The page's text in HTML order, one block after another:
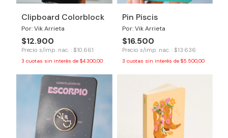
Clipboard Colorblock
Por: Vik Arrieta
$12.900
Precio s/imp. nac. : $10.661
3 cuotas sin interés de $4.300,00
Pin Piscis
Por: Vik Arrieta
$16.500
Precio s/imp. nac. : $13.636
3 cuotas sin interés de $5.500,00